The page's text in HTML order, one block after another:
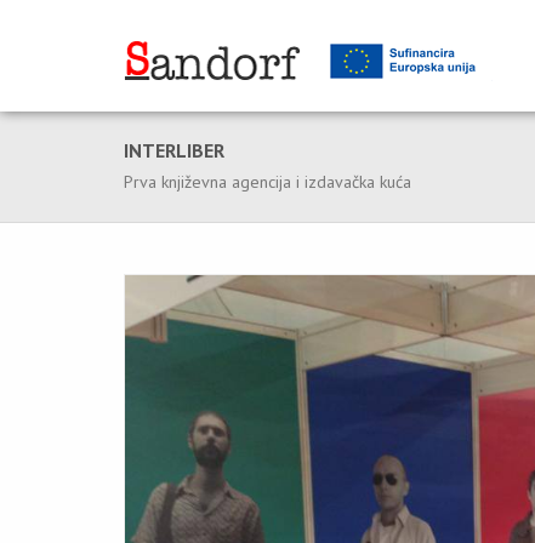
INTERLIBER
Prva književna agencija i izdavačka kuća